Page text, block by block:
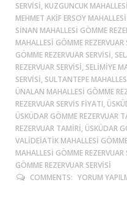
SERVISI, KUZGUNCUK
MEHMET AKIF ERSOY
SINAN MAHALLESI GÖMME
MAHALLESI GÖMME
GÖMME REZERVUAR SERVISI,
REZERVUAR SERVISI, SELIMIYE
SERVISI, SULTANTEPE
ÜNALAN MAHALLESI GÖMME
REZERVUAR SERVIS FIYATI,
ÜSKÜDAR GÖMME REZERVUAR
REZERVUAR TAMIRI, ÜSKÜDAR
VALIDEIATIK MAHALLESI
MAHALLESI GÖMME
GÖMME REZERVUAR SERVISI
COMMENTS: YORUM